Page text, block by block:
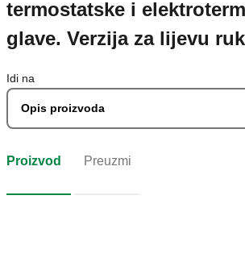
termostatske i
glave. Verzija za lijevu
Idi na
Opis proizvoda
Proizvod Preuzmi